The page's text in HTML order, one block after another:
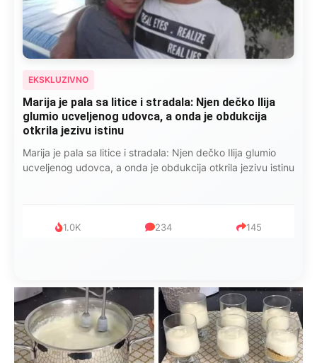
EKSKLUZIVNO
Marija je pala sa litice i stradala: Njen dečko Ilija
glumio ucveljenog udovca, a onda je obdukcija
otkrila jezivu istinu
Marija je pala sa litice i stradala: Njen dečko Ilija glumio
ucveljenog udovca, a onda je obdukcija otkrila jezivu istinu
1.0K 234 145